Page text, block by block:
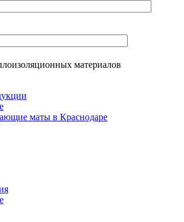
материалов
маты в Краснодаре